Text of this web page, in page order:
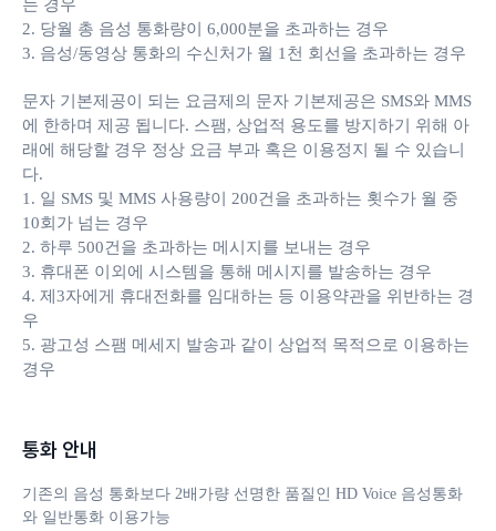
는 경우
2. 당월 총 음성 통화량이 6,000분을 초과하는 경우
3. 음성/동영상 통화의 수신처가 월 1천 회선을 초과하는 경우
문자 기본제공이 되는 요금제의 문자 기본제공은 SMS와 MMS
에 한하며 제공 됩니다. 스팸, 상업적 용도를 방지하기 위해 아
래에 해당할 경우 정상 요금 부과 혹은 이용정지 될 수 있습니
다.
1. 일 SMS 및 MMS 사용량이 200건을 초과하는 횟수가 월 중
10회가 넘는 경우
2. 하루 500건을 초과하는 메시지를 보내는 경우
3. 휴대폰 이외에 시스템을 통해 메시지를 발송하는 경우
4. 제3자에게 휴대전화를 임대하는 등 이용약관을 위반하는 경
우
5. 광고성 스팸 메세지 발송과 같이 상업적 목적으로 이용하는
경우
통화 안내
기존의 음성 통화보다 2배가량 선명한 품질인 HD Voice 음성통화
와 일반통화 이용가능